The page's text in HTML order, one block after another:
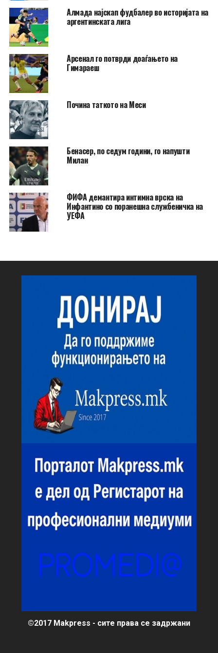
Алмада најскап фудбалер во историјата на
аргентинската лига
Арсенал го потврди доаѓањето на
Гимараеш
Почина таткото на Меси
Бенасер, по седум години, го напушти
Милан
ФИФА демантира интимна врска на
Инфантино со поранешна службеничка на
УЕФА
©2017 Makpress - сите права се задржани